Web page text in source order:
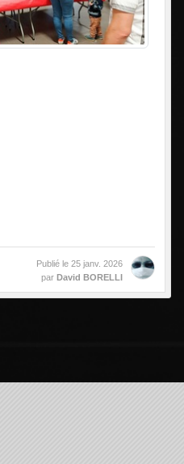
Publié le 25 janv. 2026
par David BORELLI